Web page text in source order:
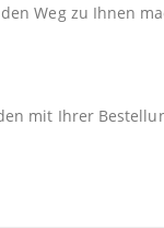
Weg zu Ihnen
mit Ihrer